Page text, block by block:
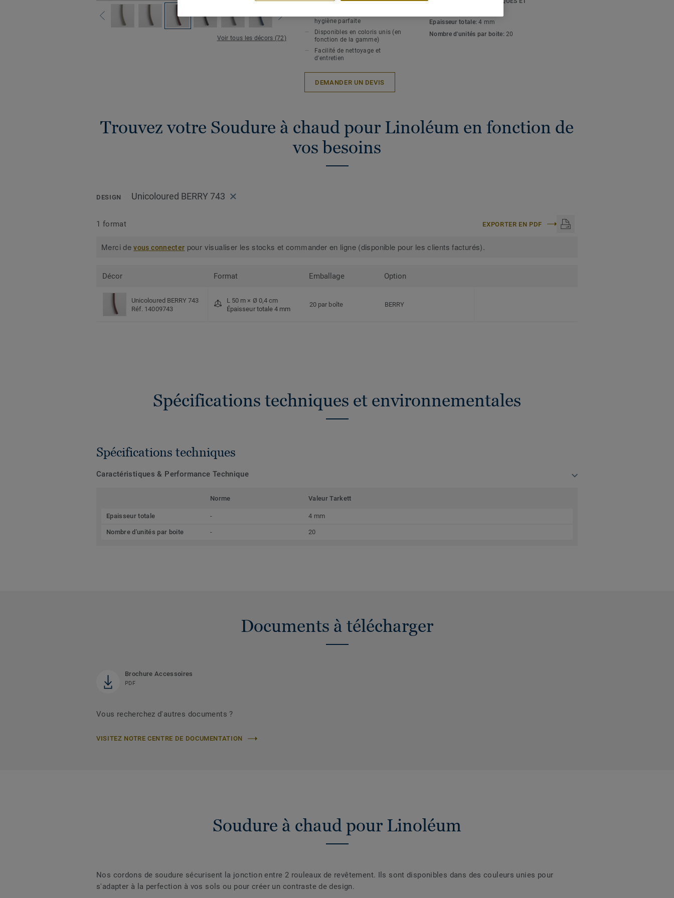
Voir tous les décors (72)
hygiène parfaite
Disponibles en coloris unis (en
fonction de la gamme)
Facilité de nettoyage et
d'entretien
Epaisseur totale:4 mm
Nombre d'unités par boite:20
DEMANDER UN DEVIS
Trouvez votre Soudure à chaud pour Linoléum en fonction de
vos besoins
DESIGN Unicoloured BERRY 743
1 format EXPORTER EN PDF
Merci devous connecter pour visualiser les stocks et commander en ligne (disponible pour les clients facturés).
Décor Format Emballage Option
Unicoloured BERRY 743
Réf. 14009743
L 50 m × Ø 0,4 cm
Épaisseur totale 4 mm
20 par boîte BERRY
Spécifications techniques et environnementales
Spécifications techniques
Caractéristiques & Performance Technique
Norme Valeur Tarkett
Epaisseur totale - 4 mm
Nombre d'unités par boite - 20
Documents à télécharger
Brochure Accessoires
PDF
Vous recherchez d'autres documents ?
VISITEZ NOTRE CENTRE DE DOCUMENTATION
Soudure à chaud pour Linoléum
Nos cordons de soudure sécurisent la jonction entre 2 rouleaux de revêtement. Ils sont disponibles dans des couleurs unies pour
s'adapter à la perfection à vos sols ou pour créer un contraste de design.